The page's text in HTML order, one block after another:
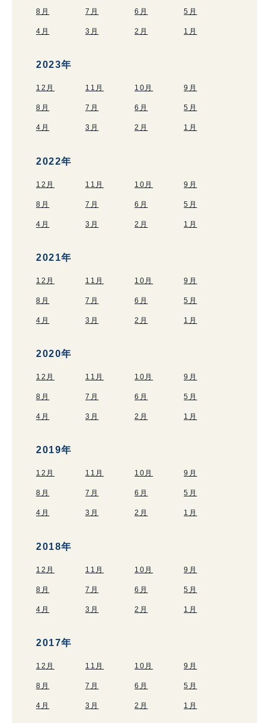
8月 7月 6月 5月
4月 3月 2月 1月
2023年
12月 11月 10月 9月
8月 7月 6月 5月
4月 3月 2月 1月
2022年
12月 11月 10月 9月
8月 7月 6月 5月
4月 3月 2月 1月
2021年
12月 11月 10月 9月
8月 7月 6月 5月
4月 3月 2月 1月
2020年
12月 11月 10月 9月
8月 7月 6月 5月
4月 3月 2月 1月
2019年
12月 11月 10月 9月
8月 7月 6月 5月
4月 3月 2月 1月
2018年
12月 11月 10月 9月
8月 7月 6月 5月
4月 3月 2月 1月
2017年
12月 11月 10月 9月
8月 7月 6月 5月
4月 3月 2月 1月